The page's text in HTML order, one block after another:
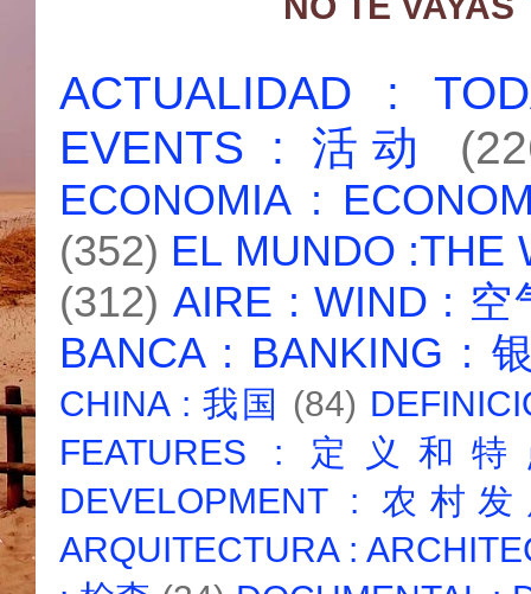
ACTUALIDAD :
EVENTS : 活动
ECONOMIA :
(352) EL MUNDO :THE
(312) AIRE : WIND : 空
BANCA : BANKING :
CHINA : 我国 (84)
FEATURES : 定义和
DEVELOPMENT : 农村
ARQUITECTURA :